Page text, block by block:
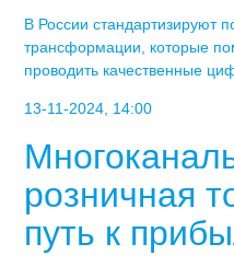
В России стандартизируют
трансформации, которые
проводить качественные
13-11-2024, 14:00
розничная
путь к